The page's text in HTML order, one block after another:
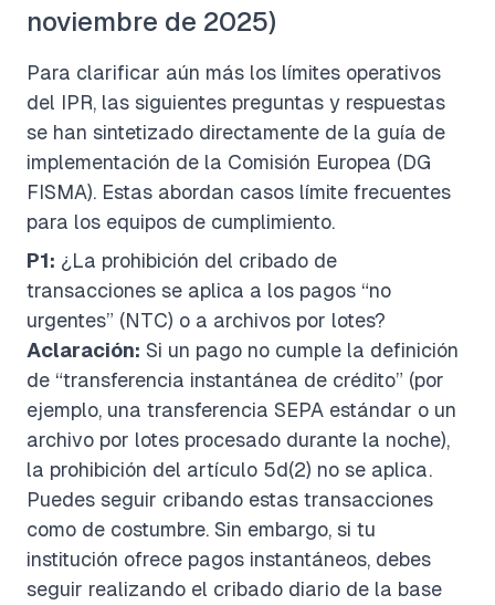
noviembre de 2025)
Para clarificar aún más los límites operativos
del IPR, las siguientes preguntas y respuestas
se han sintetizado directamente de la guía de
implementación de la Comisión Europea (DG
FISMA). Estas abordan casos límite frecuentes
para los equipos de cumplimiento.
P1: ¿La prohibición del cribado de
transacciones se aplica a los pagos “no
urgentes” (NTC) o a archivos por lotes?
Aclaración: Si un pago no cumple la definición
de “transferencia instantánea de crédito” (por
ejemplo, una transferencia SEPA estándar o un
archivo por lotes procesado durante la noche),
la prohibición del artículo 5d(2) no se aplica.
Puedes seguir cribando estas transacciones
como de costumbre. Sin embargo, si tu
institución ofrece pagos instantáneos, debes
seguir realizando el cribado diario de la base